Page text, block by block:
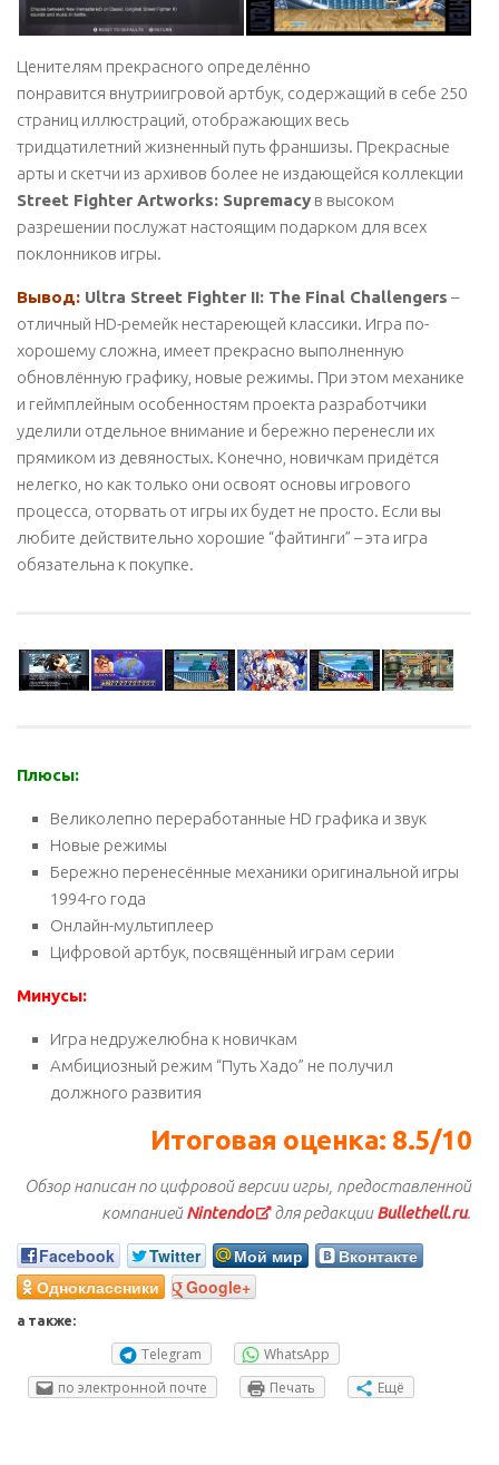
Ценителям прекрасного определённо
понравится внутриигровой артбук, содержащий в себе 250
страниц иллюстраций, отображающих весь
тридцатилетний жизненный путь франшизы. Прекрасные
арты и скетчи из архивов более не издающейся коллекции
Street Fighter Artworks: Supremacy в высоком
разрешении послужат настоящим подарком для всех
поклонников игры.
Вывод: Ultra Street Fighter II: The Final Challengers –
отличный HD-ремейк нестареющей классики. Игра по-
хорошему сложна, имеет прекрасно выполненную
обновлённую графику, новые режимы. При этом механике
и геймплейным особенностям проекта разработчики
уделили отдельное внимание и бережно перенесли их
прямиком из девяностых. Конечно, новичкам придётся
нелегко, но как только они освоят основы игрового
процесса, оторвать от игры их будет не просто. Если вы
любите действительно хорошие “файтинги” – эта игра
обязательна к покупке.
Плюсы:
Великолепно переработанные HD графика и звук
Новые режимы
Бережно перенесённые механики оригинальной игры
1994-го года
Онлайн-мультиплеер
Цифровой артбук, посвящённый играм серии
Минусы:
Игра недружелюбна к новичкам
Амбициозный режим “Путь Хадо” не получил
должного развития
Итоговая оценка: 8.5/10
Обзор написан по цифровой версии игры, предоставленной
компаниейNintendo для редакцииBullethell.ru.
Facebook Twitter Мой мир
Вконтакте
Одноклассники
Google+
а также:
Telegram
WhatsApp
по электронной почте
Печать Ещё